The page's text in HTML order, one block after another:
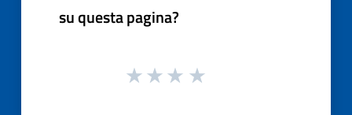
su questa pagina?